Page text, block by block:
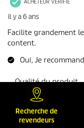
Recherche de
revendeurs